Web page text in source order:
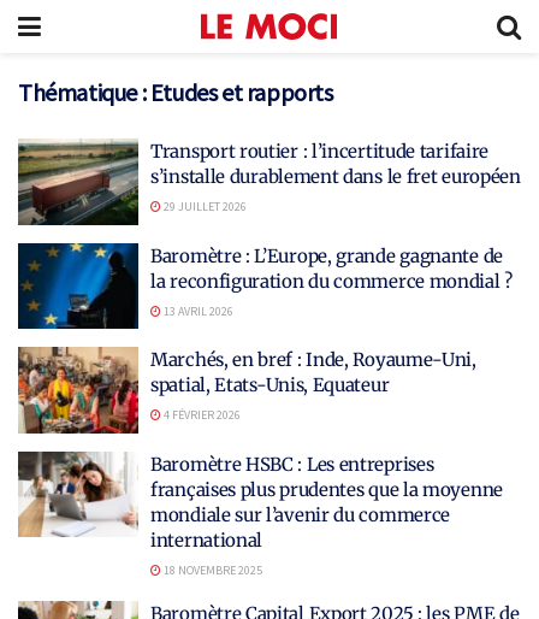
Thématique : Etudes et rapports
Transport routier : l’incertitude tarifaire
s’installe durablement dans le fret européen
29 JUILLET 2026
Baromètre : L’Europe, grande gagnante de
la reconfiguration du commerce mondial ?
13 AVRIL 2026
Marchés, en bref : Inde, Royaume-Uni,
spatial, Etats-Unis, Equateur
4 FÉVRIER 2026
Baromètre HSBC : Les entreprises
françaises plus prudentes que la moyenne
mondiale sur l’avenir du commerce
international
18 NOVEMBRE 2025
Baromètre Capital Export 2025 : les PME de